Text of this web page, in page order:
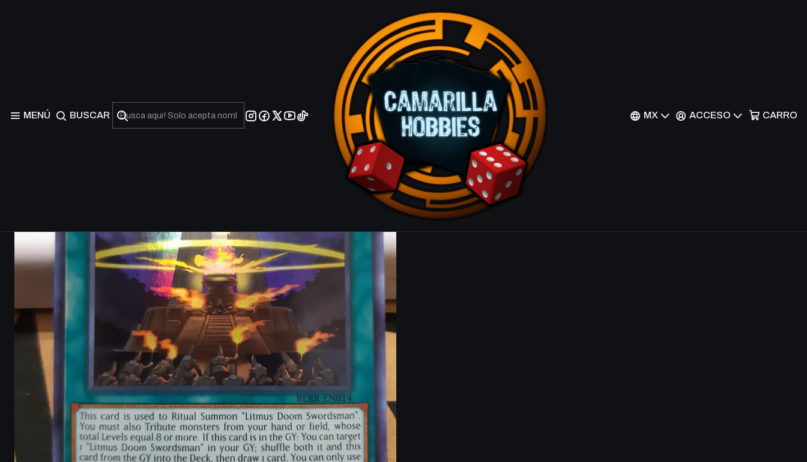
MENÚ BUSCAR MX ACCESO CARRO
Litmus Doom Ritual - BLRR-EN014 -
Ultra Rare
Cantidad
Agregar al Carrito
|
Mostrar stock de ubicaciones
COMPARTIR ESTE PRODUCTO